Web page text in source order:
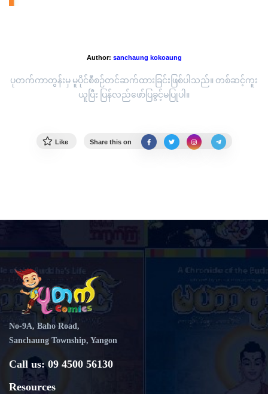
Author: sanchaung kokoaung
ပုတက်ကာတွန်းမှ မူပိုင်စီစဉ်တင်ဆက်ထားခြင်းဖြစ်ပါသည်။ တစ်ဆင့်ကူး
ယူပြီး ပြန်လည်ဖော်ပြခွင့်မပြုပါ။
Like Share this on
No-9A, Baho Road,
Sanchaung Township, Yangon
Call us: 09 4500 56130
Resources